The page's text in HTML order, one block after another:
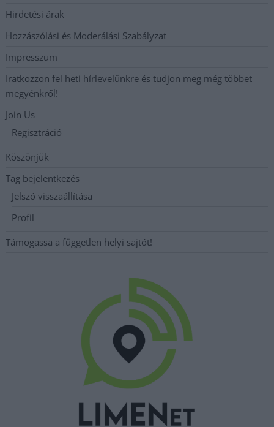
Hirdetési árak
Hozzászólási és Moderálási Szabályzat
Impresszum
Iratkozzon fel heti hírlevelünkre és tudjon meg még többet
megyénkről!
Join Us
Regisztráció
Köszönjük
Tag bejelentkezés
Jelszó visszaállítása
Profil
Támogassa a független helyi sajtót!